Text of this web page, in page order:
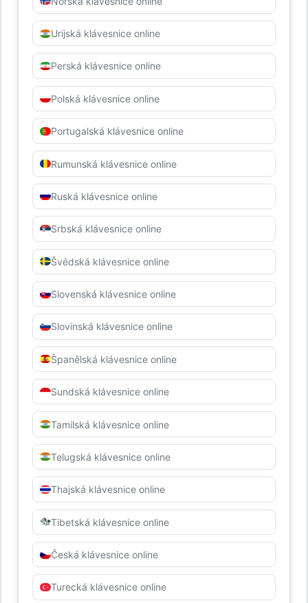
Urijská klávesnice online
Perská klávesnice online
Polská klávesnice online
Portugalská klávesnice online
Rumunská klávesnice online
Ruská klávesnice online
Srbská klávesnice online
Švédská klávesnice online
Slovenská klávesnice online
Slovinská klávesnice online
Španělská klávesnice online
Sundská klávesnice online
Tamilská klávesnice online
Telugská klávesnice online
Thajská klávesnice online
Tibetská klávesnice online
Česká klávesnice online
Turecká klávesnice online